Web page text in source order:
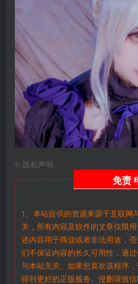
© 版权声明
免责
1、本站提供的资源来源于互联网
关，所有内容及软件的文章仅限
述内容用于商业或者非法用途，
们不保证内容的长久可用性，通
与本站无关。如果您喜欢该程序
得到更好的正版服务。侵删请致